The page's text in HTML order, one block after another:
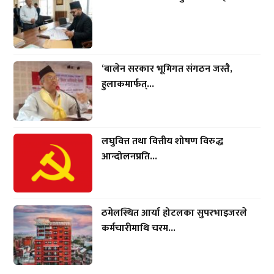
‘बालेन सरकार भूमिगत संगठन जस्तै,
हुलाकमार्फत्...
लघुवित्त तथा वित्तीय शोषण विरुद्ध
आन्दोलनप्रति...
ठमेलस्थित आर्या होटलका सुपरभाइजरले
कर्मचारीमाथि चरम...